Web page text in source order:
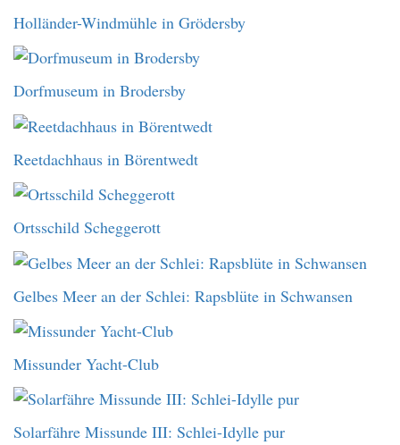
Holländer-Windmühle in Grödersby
Dorfmuseum in Brodersby
Reetdachhaus in Börentwedt
Ortsschild Scheggerott
Gelbes Meer an der Schlei: Rapsblüte in Schwansen
Missunder Yacht-Club
Solarfähre Missunde III: Schlei-Idylle pur